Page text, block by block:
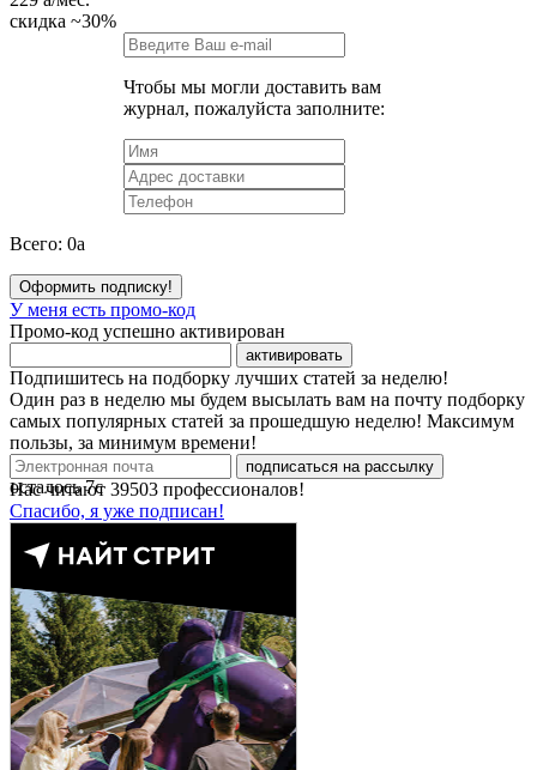
скидка ~30%
Чтобы мы могли доставить вам
журнал, пожалуйста заполните:
Всего: 0a
Оформить подписку!
У меня есть промо-код
Промо-код успешно активирован
активировать
Подпишитесь на подборку лучших статей за неделю!
Один раз в неделю мы будем высылать вам на почту подборку
самых популярных статей за прошедшую неделю! Максимум
пользы, за минимум времени!
подписаться на рассылку
Нас читают 39503 профессионалов!
Спасибо, я уже подписан!
осталось7с